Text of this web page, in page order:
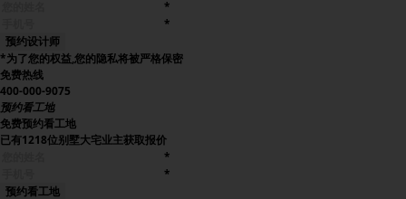
*
*
*为了您的权益,您的隐私将被严格保密
免费热线
400-000-9075
预约看工地
免费预约看工地
已有1218位别墅大宅业主获取报价
*
*